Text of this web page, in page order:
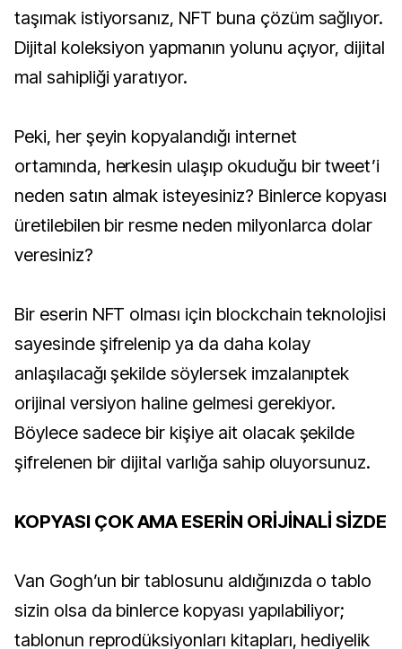
taşımak istiyorsanız, NFT buna çözüm sağlıyor.
Dijital koleksiyon yapmanın yolunu açıyor, dijital
mal sahipliği yaratıyor.
Peki, her şeyin kopyalandığı internet
ortamında, herkesin ulaşıp okuduğu bir tweet’i
neden satın almak isteyesiniz? Binlerce kopyası
üretilebilen bir resme neden milyonlarca dolar
veresiniz?
Bir eserin NFT olması için blockchain teknolojisi
sayesinde şifrelenip ya da daha kolay
anlaşılacağı şekilde söylersek imzalanıptek
orijinal versiyon haline gelmesi gerekiyor.
Böylece sadece bir kişiye ait olacak şekilde
şifrelenen bir dijital varlığa sahip oluyorsunuz.
KOPYASI ÇOK AMA ESERİN ORİJİNALİ SİZDE
Van Gogh’un bir tablosunu aldığınızda o tablo
sizin olsa da binlerce kopyası yapılabiliyor;
tablonun reprodüksiyonları kitapları, hediyelik